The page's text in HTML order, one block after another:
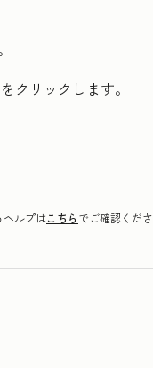
クリックします。
ヘルプはこちらでご確認くださ